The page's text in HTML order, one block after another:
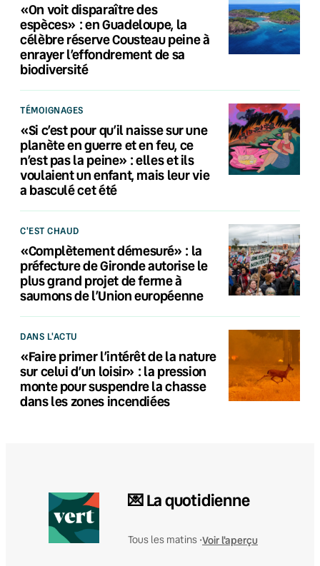
«On voit disparaître des
espèces» : en Guadeloupe, la
célèbre réserve Cousteau peine à
enrayer l’effondrement de sa
biodiversité
TÉMOIGNAGES
«Si c’est pour qu’il naisse sur une
planète en guerre et en feu, ce
n’est pas la peine» : elles et ils
voulaient un enfant, mais leur vie
a basculé cet été
C'EST CHAUD
«Complètement démesuré» : la
préfecture de Gironde autorise le
plus grand projet de ferme à
saumons de l’Union européenne
DANS L'ACTU
«Faire primer l’intérêt de la nature
sur celui d’un loisir» : la pression
monte pour suspendre la chasse
dans les zones incendiées
💌 La quotidienne
Tous les matins •Voir l'aperçu